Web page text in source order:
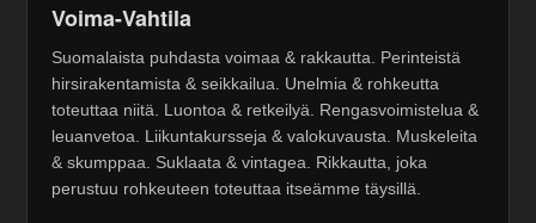
Voima-Vahtila
Suomalaista puhdasta voimaa & rakkautta. Perinteistä
hirsirakentamista & seikkailua. Unelmia & rohkeutta
toteuttaa niitä. Luontoa & retkeilyä. Rengasvoimistelua &
leuanvetoa. Liikuntakursseja & valokuvausta. Muskeleita
& skumppaa. Suklaata & vintagea. Rikkautta, joka
perustuu rohkeuteen toteuttaa itseämme täysillä.